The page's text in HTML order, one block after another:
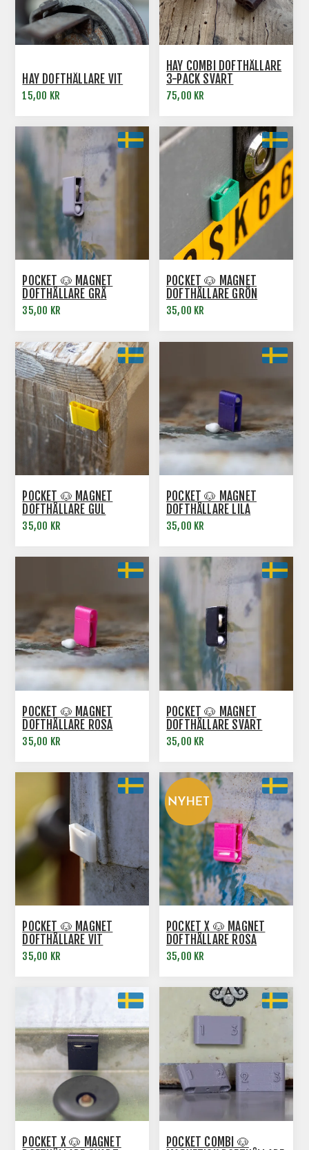
HAY DOFTHÅLLARE VIT
15,00 KR
HAY COMBI DOFTHÅLLARE
3-PACK SVART
75,00 KR
POCKET 🐶 MAGNET
DOFTHÅLLARE GRÅ
35,00 KR
POCKET 🐶 MAGNET
DOFTHÅLLARE GRÖN
35,00 KR
POCKET 🐶 MAGNET
DOFTHÅLLARE GUL
35,00 KR
POCKET 🐶 MAGNET
DOFTHÅLLARE LILA
35,00 KR
POCKET 🐶 MAGNET
DOFTHÅLLARE ROSA
35,00 KR
POCKET 🐶 MAGNET
DOFTHÅLLARE SVART
35,00 KR
POCKET 🐶 MAGNET
DOFTHÅLLARE VIT
35,00 KR
POCKET X 🐶 MAGNET
DOFTHÅLLARE ROSA
35,00 KR
POCKET X 🐶 MAGNET
POCKET COMBI 🐶